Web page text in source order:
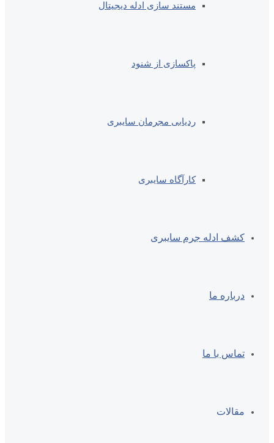
مستند سازی ادله دیجیتال
پاکسازی از شنود
ردیابی مجرمان سایبری
کارآگاه سایبری
کشف ادله جرم سایبری
درباره ما
تماس با ما
مقالات